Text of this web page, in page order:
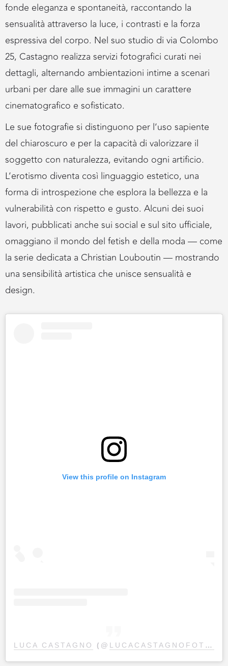
fonde eleganza e spontaneità, raccontando la
sensualità attraverso la luce, i contrasti e la forza
espressiva del corpo. Nel suo studio di via Colombo
25, Castagno realizza servizi fotografici curati nei
dettagli, alternando ambientazioni intime a scenari
urbani per dare alle sue immagini un carattere
cinematografico e sofisticato.
Le sue fotografie si distinguono per l’uso sapiente
del chiaroscuro e per la capacità di valorizzare il
soggetto con naturalezza, evitando ogni artificio.
L’erotismo diventa così linguaggio estetico, una
forma di introspezione che esplora la bellezza e la
vulnerabilità con rispetto e gusto. Alcuni dei suoi
lavori, pubblicati anche sui social e sul sito ufficiale,
omaggiano il mondo del fetish e della moda — come
la serie dedicata a Christian Louboutin — mostrando
una sensibilità artistica che unisce sensualità e
design.
View this profile on Instagram
LUCA CASTAGNO (@ LUCACASTAGNOFOTOGRAFO